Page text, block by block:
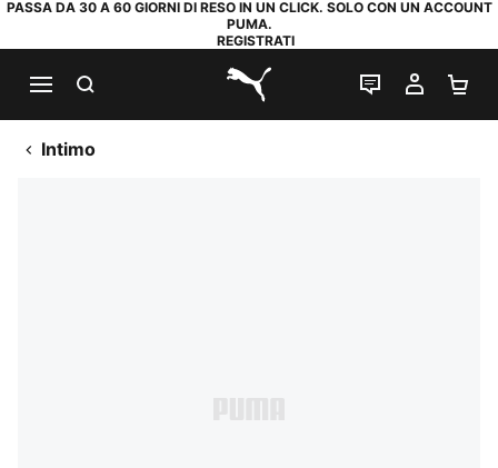
PASSA DA 30 A 60 GIORNI DI RESO IN UN CLICK. SOLO CON UN ACCOUNT
PUMA.
REGISTRATI
PUMA.com
CHAT IL MIO
Intimo